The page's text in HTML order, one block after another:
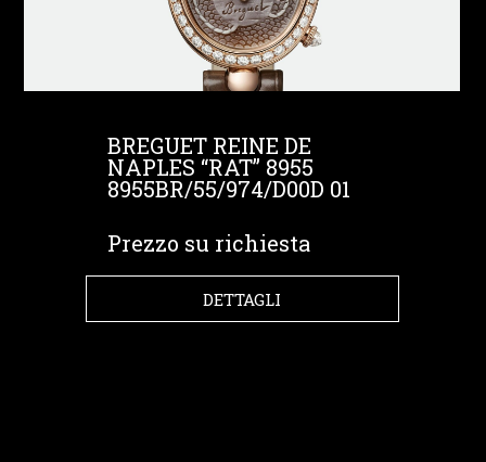
BREGUET REINE DE
NAPLES “RAT” 8955
8955BR/55/974/D00D 01
Prezzo su richiesta
DETTAGLI